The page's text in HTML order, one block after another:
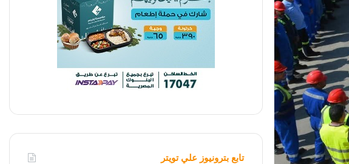
تابع بترونيوز علي تويتر